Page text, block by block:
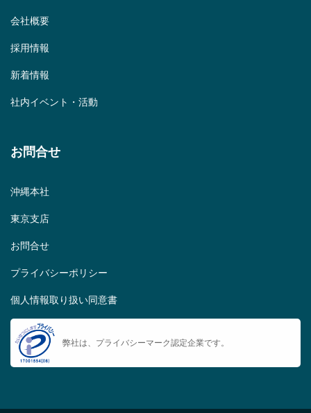
会社概要
採用情報
新着情報
社内イベント・活動
お問合せ
沖縄本社
東京支店
お問合せ
プライバシーポリシー
個人情報取り扱い同意書
弊社は、プライバシーマーク認定企業です。